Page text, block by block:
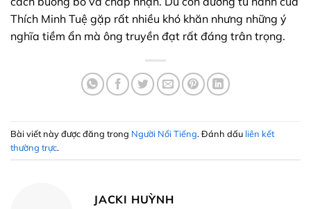
Thích Minh Tuệ gặp rất nhiều khó khăn nhưng những ý
nghĩa tiềm ẩn mà ông truyền đạt rất đáng trân trọng.
Bài viết này được đăng trong Người Nổi Tiếng. Đánh dấu liên kết
thường trực.
JACKI HUỲNH